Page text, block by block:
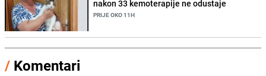
nakon 33 kemoterapije ne odustaje
PRIJE OKO 11H
/ Komentari